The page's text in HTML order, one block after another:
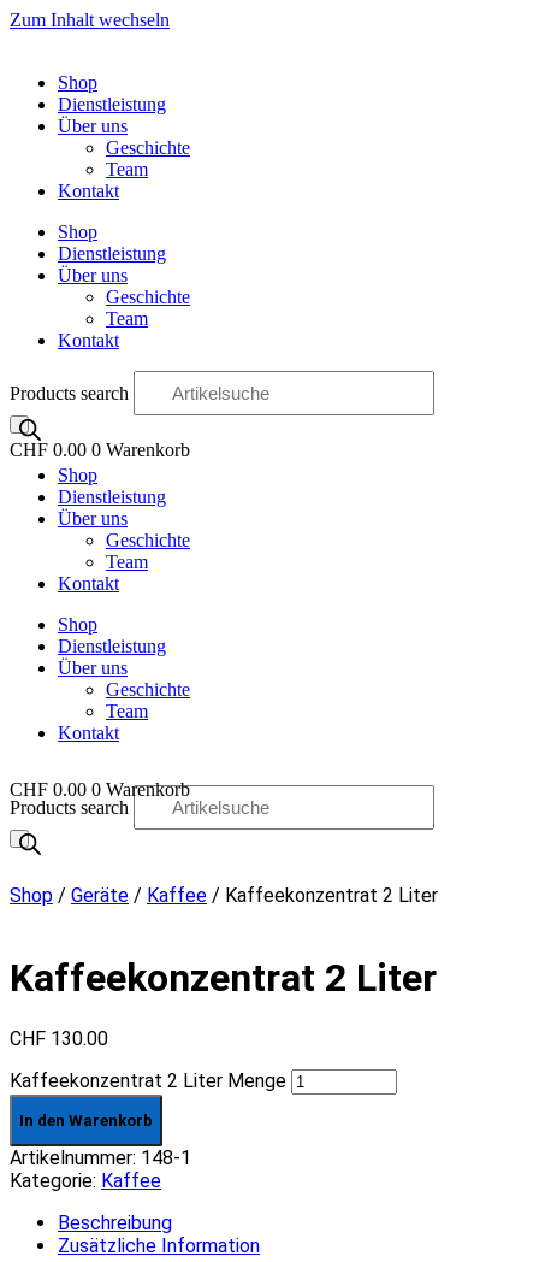
Zum Inhalt wechseln
Shop
Dienstleistung
Über uns
Geschichte
Team
Kontakt
Shop
Dienstleistung
Über uns
Geschichte
Team
Kontakt
Products search
CHF 0.00 0 Warenkorb
OO
Shop
Dienstleistung
Über uns
Geschichte
Team
Kontakt
Shop
Dienstleistung
Über uns
Geschichte
Team
Kontakt
CHF 0.00 0 Warenkorb
OO
Products search
Shop / Geräte / Kaffee / Kaffeekonzentrat 2 Liter
Kaffeekonzentrat 2 Liter
CHF 130.00
Kaffeekonzentrat 2 Liter Menge
In den Warenkorb
Artikelnummer: 148-1
Kategorie: Kaffee
Beschreibung
Zusätzliche Information